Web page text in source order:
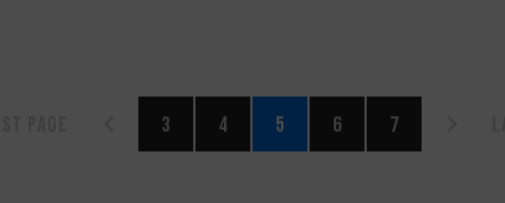
3 4 5 6 7